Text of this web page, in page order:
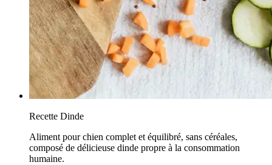
Recette Dinde
Aliment pour chien complet et équilibré, sans céréales,
composé de délicieuse dinde propre à la consommation
humaine.